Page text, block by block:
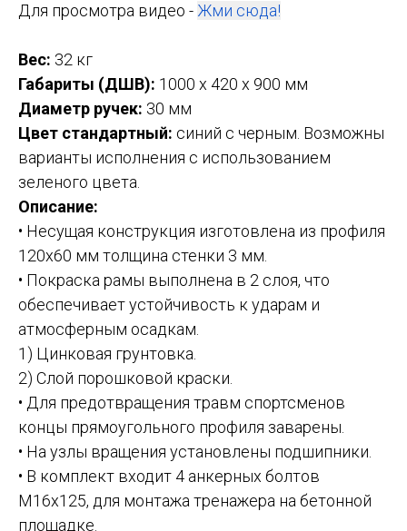
Для просмотра видео - Жми сюда!
Вес: 32 кг
Габариты (ДШВ): 1000 х 420 х 900 мм
Диаметр ручек: 30 мм
Цвет стандартный: синий с черным. Возможны
варианты исполнения с использованием
зеленого цвета.
Описание:
• Несущая конструкция изготовлена из профиля
120х60 мм толщина стенки 3 мм.
• Покраска рамы выполнена в 2 слоя, что
обеспечивает устойчивость к ударам и
атмосферным осадкам.
1) Цинковая грунтовка.
2) Слой порошковой краски.
• Для предотвращения травм спортсменов
концы прямоугольного профиля заварены.
• На узлы вращения установлены подшипники.
• В комплект входит 4 анкерных болтов
М16х125, для монтажа тренажера на бетонной
площадке.